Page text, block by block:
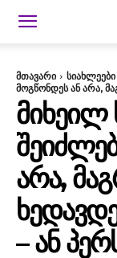
მთავარი სიახლეები
მოგწონდეს ან არა,
ᲛᲘᲮᲔᲘᲚ
ᲐᲠᲐ,
– ᲐᲜ